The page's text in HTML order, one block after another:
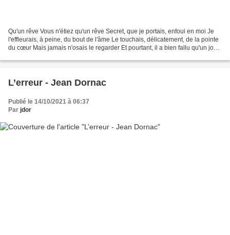
Qu'un rêve Vous n'étiez qu'un rêve Secret, que je portais, enfoui en moi Je
l'effleurais, à peine, du bout de l'âme Le touchais, délicatement, de la pointe
du cœur Mais jamais n'osais le regarder Et pourtant, il a bien fallu qu'un jour
L’erreur - Jean Dornac
Publié le 14/10/2021 à 06:37
Par jdor